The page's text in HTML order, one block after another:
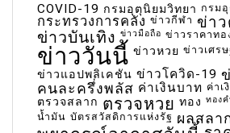
COVID-19 กรมอุตุนิยมวิทยา กรม
กระทรวงการคลัง ข่าวกีฬา ข่าว
ข่าวบันเทิง ข่าวมือถือ ข่าวราคาทอ
ข่าววันนี้ ข่าวหวย ข่าวเศร
ข่าวแอปพลิเคชัน ข่าวโควิด-19
คนละครึ่งพลัส ค่าเงินบาท ค่าเ
ตรวจสลาก ตรวจหวย ทอง ทอง
น้ำมัน บัตรสวัสดิการแห่งรัฐ ผลสลา